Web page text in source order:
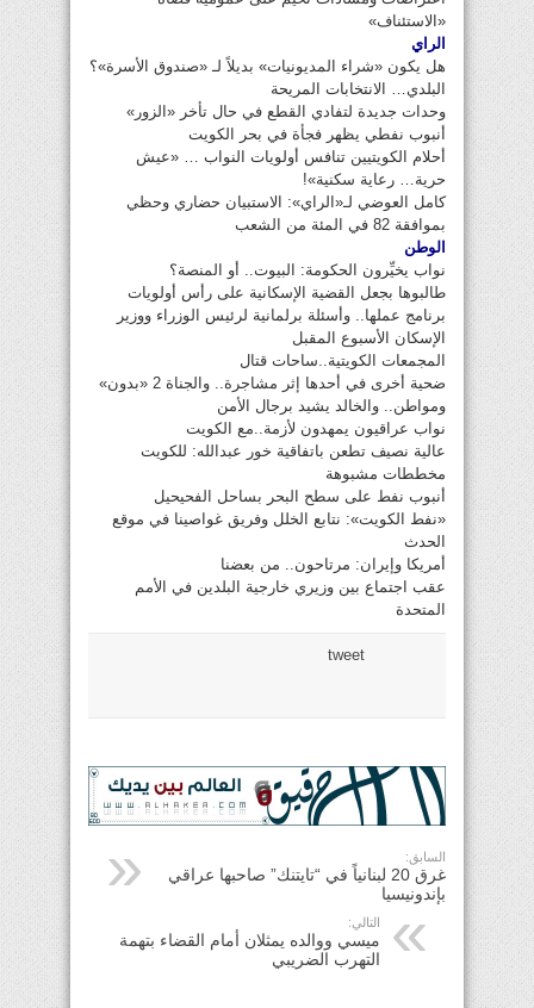
«الاستئناف»
الراي
هل يكون «شراء المديونيات» بديلاً لـ «صندوق الأسرة»؟
البلدي… الانتخابات المريحة
وحدات جديدة لتفادي القطع في حال تأخر «الزور»
أنبوب نفطي يظهر فجأة في بحر الكويت
أحلام الكويتيين تنافس أولويات النواب … «عيش
حرية… رعاية سكنية»!
كامل العوضي لـ«الراي»: الاستبيان حضاري وحظي
بموافقة 82 في المئة من الشعب
الوطن
نواب يخيِّرون الحكومة: البيوت.. أو المنصة؟
طالبوها بجعل القضية الإسكانية على رأس أولويات
برنامج عملها.. وأسئلة برلمانية لرئيس الوزراء ووزير
الإسكان الأسبوع المقبل
المجمعات الكويتية..ساحات قتال
ضحية أخرى في أحدها إثر مشاجرة.. والجناة 2 «بدون»
ومواطن.. والخالد يشيد برجال الأمن
نواب عراقيون يمهدون لأزمة..مع الكويت
عالية نصيف تطعن باتفاقية خور عبدالله: للكويت
مخططات مشبوهة
أنبوب نفط على سطح البحر بساحل الفحيحيل
«نفط الكويت»: نتابع الخلل وفريق غواصينا في موقع
الحدث
أمريكا وإيران: مرتاحون.. من بعضنا
عقب اجتماع بين وزيري خارجية البلدين في الأمم
المتحدة
tweet
السابق:
غرق 20 لبنانياً في “تايتنك” صاحبها عراقي
بإندونيسيا
التالي:
ميسي ووالده يمثلان أمام القضاء بتهمة
التهرب الضريبي